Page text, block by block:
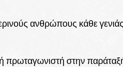
ανθρώπους κάθε
στην